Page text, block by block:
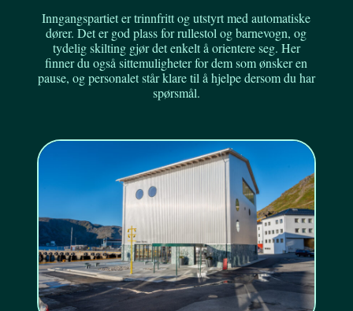
Inngangspartiet er trinnfritt og utstyrt med automatiske
dører. Det er god plass for rullestol og barnevogn, og
tydelig skilting gjør det enkelt å orientere seg. Her
finner du også sittemuligheter for dem som ønsker en
pause, og personalet står klare til å hjelpe dersom du har
spørsmål.